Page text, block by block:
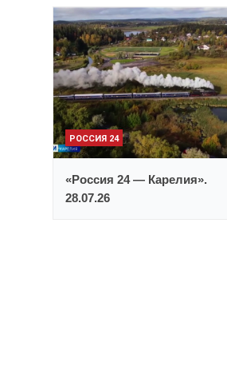
РОССИЯ 24
«Россия 24 — Карелия».
28.07.26